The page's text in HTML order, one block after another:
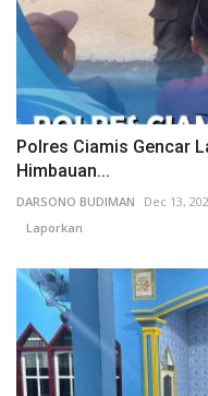
Polres Ciamis Gencar
Himbauan...
DARSONO BUDIMAN Dec 13,
Laporkan